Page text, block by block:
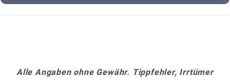
Alle Angaben ohne Gewähr. Tippfehler, Irrtümer